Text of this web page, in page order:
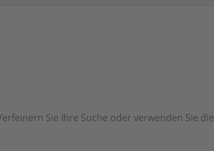
Sie Ihre Suche oder verwenden Sie die